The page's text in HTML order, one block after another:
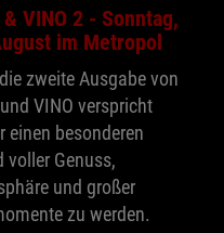
& VINO 2 - Sonntag,
im Metropol
zweite Ausgabe von
VINO verspricht
einen besonderen
voller Genuss,
und großer
zu werden.